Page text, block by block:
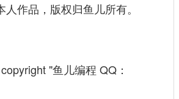
人作品，版权归鱼儿所有。
"鱼儿编程 QQ：